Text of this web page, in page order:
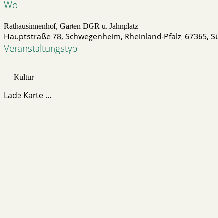
Wo
Rathausinnenhof, Garten DGR u. Jahnplatz
Hauptstraße 78, Schwegenheim, Rheinland-Pfalz, 67365,
Veranstaltungstyp
Kultur
Lade Karte ...